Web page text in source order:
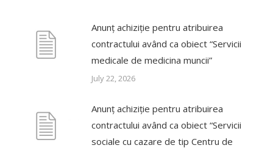
Anunț achiziție pentru atribuirea
contractului având ca obiect “Servicii
medicale de medicina muncii”
July 22, 2026
Anunț achiziție pentru atribuirea
contractului având ca obiect “Servicii
sociale cu cazare de tip Centru de